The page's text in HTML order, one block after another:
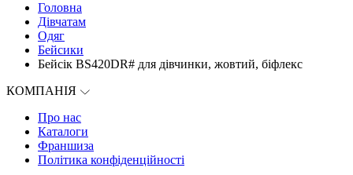
Головна
Дівчатам
Одяг
Бейсики
Бейсік BS420DR# для дівчинки, жовтий, біфлекс
КОМПАНІЯ
Про нас
Каталоги
Франшиза
Політика конфіденційності